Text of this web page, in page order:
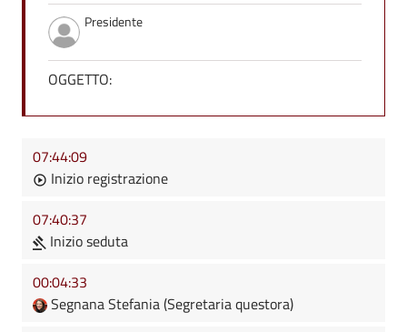
Presidente
OGGETTO:
07:44:09
Inizio registrazione
07:40:37
Inizio seduta
00:04:33
Segnana Stefania (Segretaria questora)